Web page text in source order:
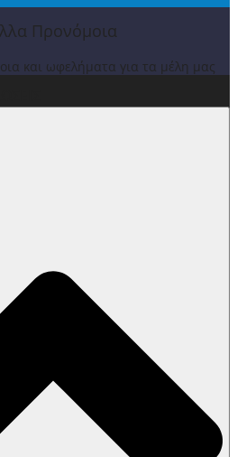
Προνόμοια
και ωφελήματα για τα μέλη μας